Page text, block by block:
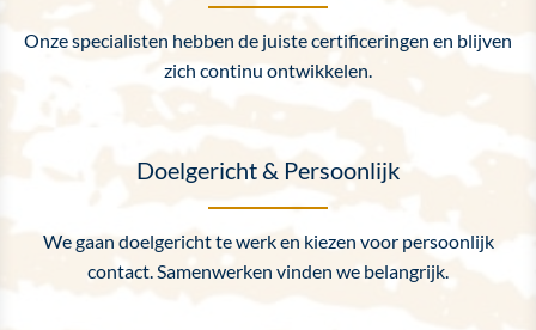
Onze specialisten hebben de juiste certificeringen en blijven
zich continu ontwikkelen.
Doelgericht & Persoonlijk
We gaan doelgericht te werk en kiezen voor persoonlijk
contact. Samenwerken vinden we belangrijk.